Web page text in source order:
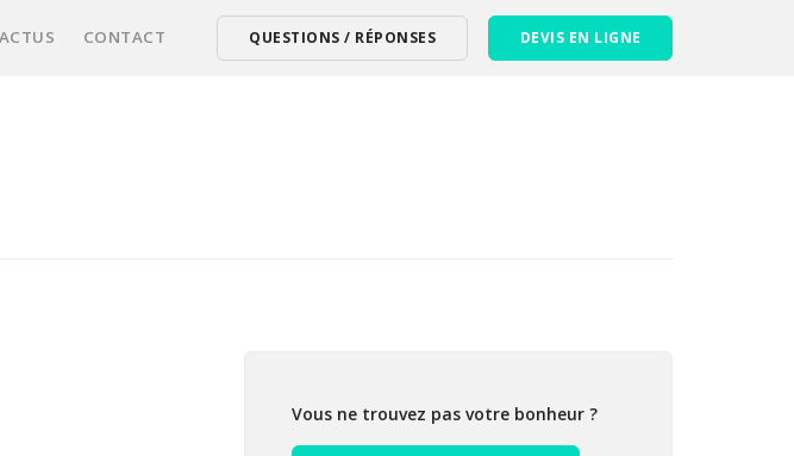
ACTUS CONTACT QUESTIONS / RÉPONSES DEVIS EN LIGNE
Vous ne trouvez pas votre bonheur ?